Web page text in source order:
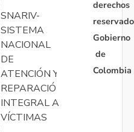
SNARIV-
SISTEMA
NACIONAL
DE
ATENCIÓN Y
REPARACIÓN
INTEGRAL A
VÍCTIMAS
derechos
Gobierno
de
Colombia